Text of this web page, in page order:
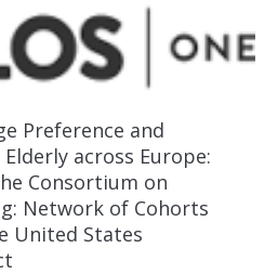
Preference and
across Europe:
Consortium on
Network of Cohorts
United States